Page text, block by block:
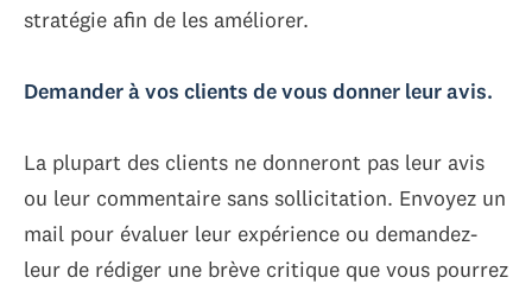
stratégie afin de les améliorer.
Demander à vos clients de vous donner leur avis.
La plupart des clients ne donneront pas leur avis
ou leur commentaire sans sollicitation. Envoyez un
mail pour évaluer leur expérience ou demandez-
leur de rédiger une brève critique que vous pourrez